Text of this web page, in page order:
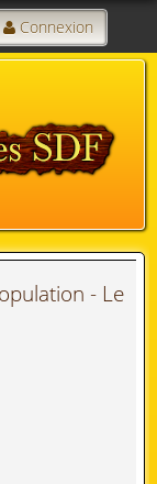
Connexion
- Le